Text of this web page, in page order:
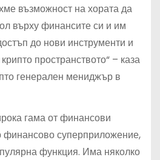
възможност на хората да
върху финансите си и им
до нови инструменти и
пространството“ – каза
генерален мениджър в
гама от финансови
финансово суперприложение,
функция. Има няколко